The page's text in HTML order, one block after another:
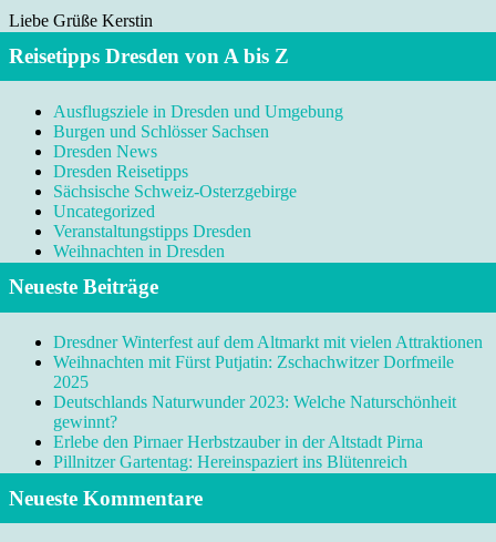
Liebe Grüße Kerstin
Reisetipps Dresden von A bis Z
Ausflugsziele in Dresden und Umgebung
Burgen und Schlösser Sachsen
Dresden News
Dresden Reisetipps
Sächsische Schweiz-Osterzgebirge
Uncategorized
Veranstaltungstipps Dresden
Weihnachten in Dresden
Neueste Beiträge
Dresdner Winterfest auf dem Altmarkt mit vielen Attraktionen
Weihnachten mit Fürst Putjatin: Zschachwitzer Dorfmeile
2025
Deutschlands Naturwunder 2023: Welche Naturschönheit
gewinnt?
Erlebe den Pirnaer Herbstzauber in der Altstadt Pirna
Pillnitzer Gartentag: Hereinspaziert ins Blütenreich
Neueste Kommentare